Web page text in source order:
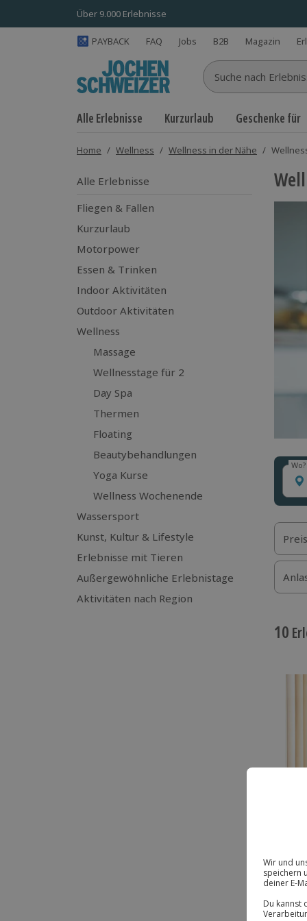
Über 9.000 Erlebnisse
PAYBACK FAQ Jobs B2B Magazin
Suche nach
Alle Erlebnisse Kurzurlaub Geschenke für
Home / Wellness / Wellness in der Nähe /
Alle Erlebnisse
Fliegen & Fallen
Kurzurlaub
Motorpower
Essen & Trinken
Indoor Aktivitäten
Outdoor Aktivitäten
Wellness
Massage
Wellnesstage für 2
Day Spa
Thermen
Floating
Beautybehandlungen
Yoga Kurse
Wellness Wochenende
Wassersport
Kunst, Kultur & Lifestyle
Erlebnisse mit Tieren
Außergewöhnliche Erlebnistage
Aktivitäten nach Region
Wo?
Wo?
Preis
10